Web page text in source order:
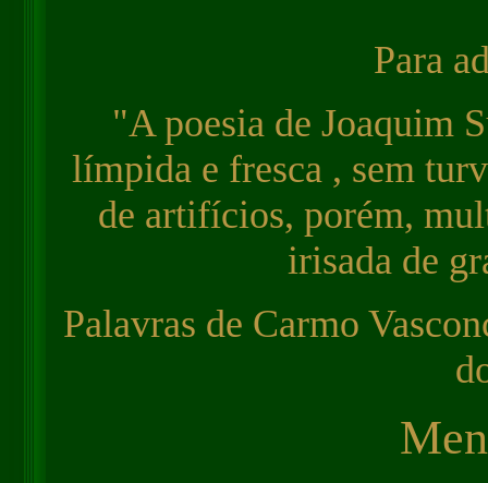
Para
"A poesia de Joaquim
límpida e fresca , sem
de artifícios, porém,
irisada de
Palavras de Carmo